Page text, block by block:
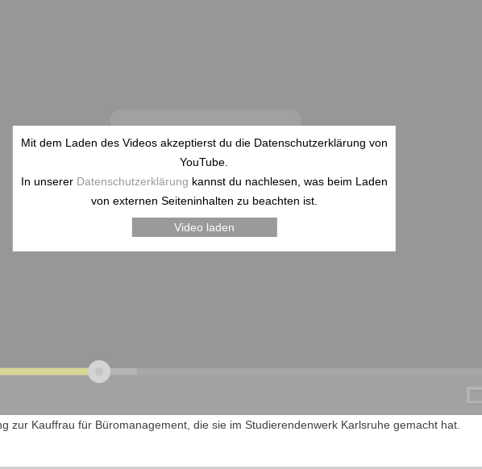
Mit dem Laden des Videos akzeptierst du die Datenschutzerklärung von
YouTube.
In unserer Datenschutzerklärung kannst du nachlesen, was beim Laden
von externen Seiteninhalten zu beachten ist.
Video laden
zur Kauffrau für Büromanagement, die sie im Studierendenwerk Karlsruhe gemacht hat.